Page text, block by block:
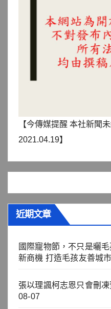
【今傳媒提醒 本社新聞
2021.04.19】
近期文章
國際寵物節，不只是曬
新商機 打造毛孩友善城市
張以理諷柯志恩只會刪
08-07